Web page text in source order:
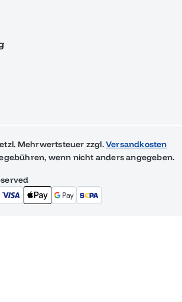
Mehrwertsteuer zzgl.Versandkosten
wenn nicht anders angegeben.